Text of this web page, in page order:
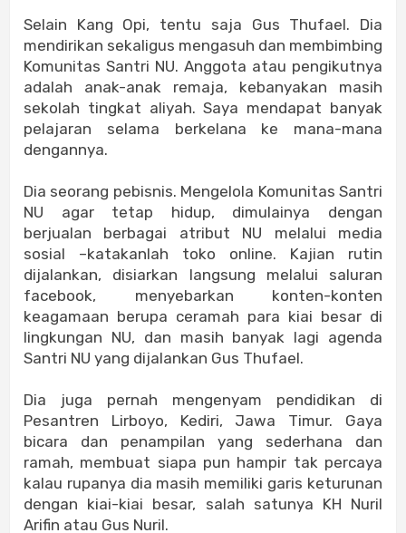
Selain Kang Opi, tentu saja Gus Thufael. Dia
mendirikan sekaligus mengasuh dan membimbing
Komunitas Santri NU. Anggota atau pengikutnya
adalah anak-anak remaja, kebanyakan masih
sekolah tingkat aliyah. Saya mendapat banyak
pelajaran selama berkelana ke mana-mana
dengannya.
Dia seorang pebisnis. Mengelola Komunitas Santri
NU agar tetap hidup, dimulainya dengan
berjualan berbagai atribut NU melalui media
sosial –katakanlah toko online. Kajian rutin
dijalankan, disiarkan langsung melalui saluran
facebook, menyebarkan konten-konten
keagamaan berupa ceramah para kiai besar di
lingkungan NU, dan masih banyak lagi agenda
Santri NU yang dijalankan Gus Thufael.
Dia juga pernah mengenyam pendidikan di
Pesantren Lirboyo, Kediri, Jawa Timur. Gaya
bicara dan penampilan yang sederhana dan
ramah, membuat siapa pun hampir tak percaya
kalau rupanya dia masih memiliki garis keturunan
dengan kiai-kiai besar, salah satunya KH Nuril
Arifin atau Gus Nuril.